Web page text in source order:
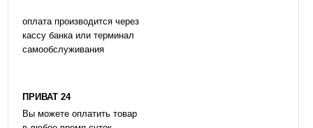
оплата производится через
кассу банка или терминал
самообслуживания
ПРИВАТ 24
Вы можете оплатить товар